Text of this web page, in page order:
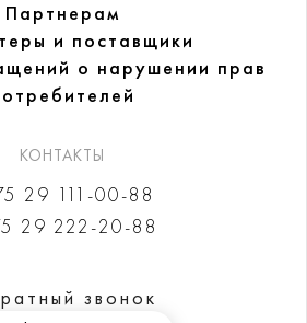
Партнерам
и поставщики
о нарушении прав
КОНТАКТЫ
29 111-00-88
29 222-20-88
звонок